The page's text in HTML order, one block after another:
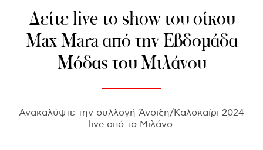
Δείτε live το show του οίκου
Max Mara από την Εβδομάδα
Μόδας του Μιλάνου
Ανακαλύψτε την συλλογή Άνοιξη/Καλοκαίρι 2024
live από το Μιλάνο.